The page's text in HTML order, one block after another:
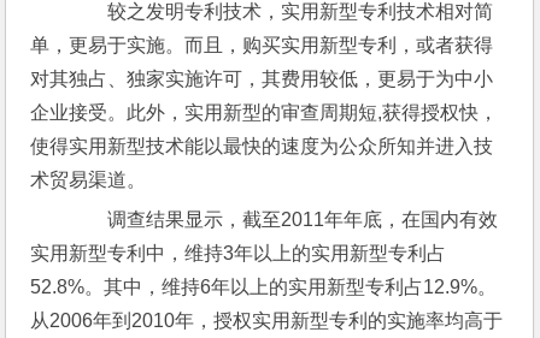
较之发明专利技术，实用新型专利技术相对简
单，更易于实施。而且，购买实用新型专利，或者获得
对其独占、独家实施许可，其费用较低，更易于为中小
企业接受。此外，实用新型的审查周期短,获得授权快，
使得实用新型技术能以最快的速度为公众所知并进入技
术贸易渠道。
调查结果显示，截至2011年年底，在国内有效
实用新型专利中，维持3年以上的实用新型专利占
52.8%。其中，维持6年以上的实用新型专利占12.9%。
从2006年到2010年，授权实用新型专利的实施率均高于